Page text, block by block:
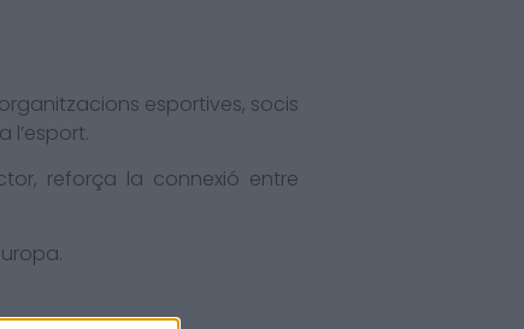
esportives, socis
l’esport.
reforça la connexió entre